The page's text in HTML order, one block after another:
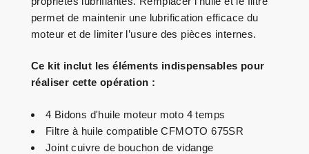
permet de maintenir une lubrification efficace du
moteur et de limiter l’usure des pièces internes.
Ce kit inclut les éléments indispensables pour
réaliser cette opération :
4 Bidons d'huile moteur moto 4 temps
Filtre à huile compatible CFMOTO 675SR
Joint cuivre de bouchon de vidange